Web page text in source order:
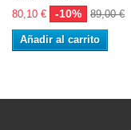
80,10 € -10% 89,00 €
Añadir al carrito